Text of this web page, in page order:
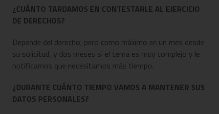
¿CUÁNTO TARDAMOS EN CONTESTARLE AL EJERCICIO
DE DERECHOS?
Depende del derecho, pero como máximo en un mes desde
su solicitud, y dos meses si el tema es muy complejo y le
notificamos que necesitamos más tiempo.
¿DURANTE CUÁNTO TIEMPO VAMOS A MANTENER SUS
DATOS PERSONALES?